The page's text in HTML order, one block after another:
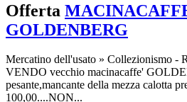
Offerta
GOLDENBERG
Mercatino dell'usato » Collezionismo -
VENDO vecchio macinacaffe'
pesante,mancante della mezza calotta
100,00....NON...